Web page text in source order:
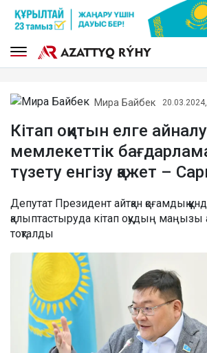
Мира Байбек
Кітап оқитын елге
мемлекеттік
түзету енгізу қажет –
Депутат Президент айтқан қоғамдық
қалыптастыруда кітап оқудың маңызы
тоқталды